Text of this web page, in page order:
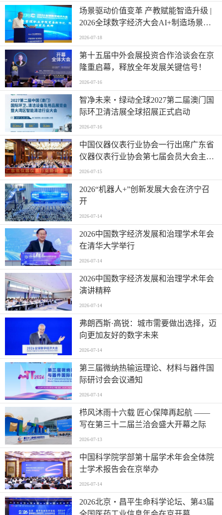
场景驱动价值变革 产教赋能智造升级 |
2026全球数字经济大会AI+制造场景落
地国际论坛成功举办
2026-07-18
第十五届中外会展投资合作洽谈会在京
隆重启幕，释放全年发展关键信号！
2026-07-16
智净未来・绿动全球2027第二届澳门国
际环卫清洁展全球招展正式启动
2026-07-16
中国仪器仪表行业协会一行出席广东省
仪器仪表行业协会第七届会员大会主题
活动并进行走访交流
2026-07-15
2026“机器人+”创新发展大会在济宁召
开
2026-07-14
2026中国数字经济发展和治理学术年会
在清华大学举行
2026-07-14
2026中国数字经济发展和治理学术年会
演讲精粹
2026-07-14
弗朗西斯·高锐：城市需要做出选择，迈
向更加友好的数字未来
2026-07-14
第三届微纳热输运理论、材料与器件国
际研讨会会议通知
2026-07-14
栉风沐雨十六载 匠心保障再起航 ——
写在第三十二届兰洽会盛大开幕之际
2026-07-13
中国科学院学部第十届学术年会全体院
士学术报告会在京举办
2026-07-14
2026北京・昌平生命科学论坛、第43届